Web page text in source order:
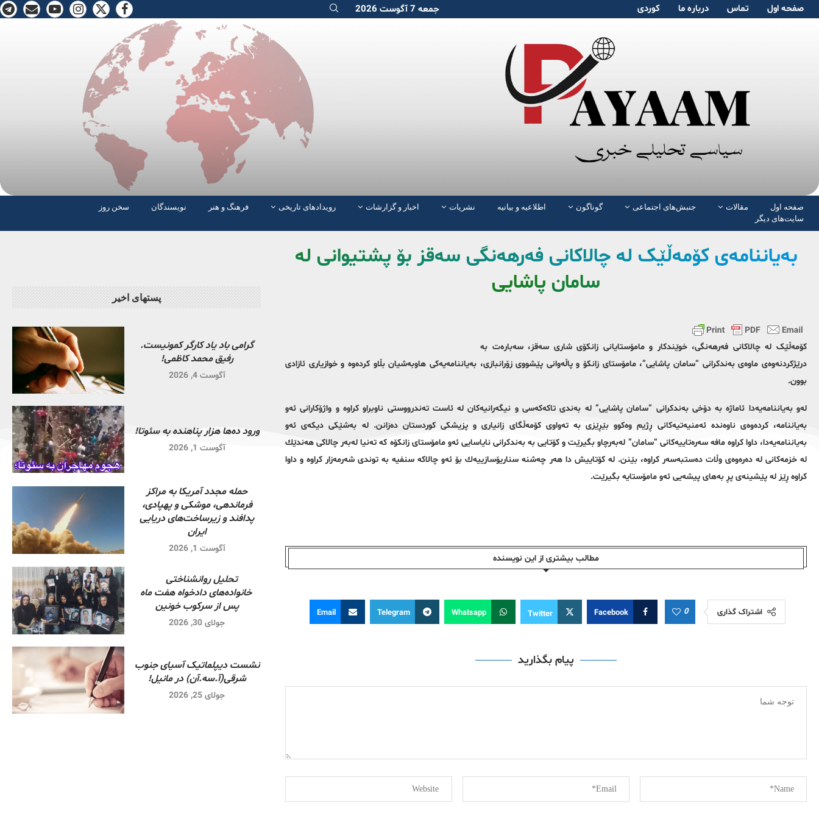
صفحە اول تماس دربارە ما کوردی جمعه 7 آگوست 2026
صفحە اول مقالات جنبش‌های اجتماعی گوناگون اطلاعیه و بیانیه نشریات اخبار و گزارشات رویدادهای تاریخی فرهنگ و هنر نویسندگان
سخن روز
سایت‌های دیگر
بەیاننامەی کۆمەڵێک لە چالاکانی فەرهەنگی سەقز بۆ پشتیوانی له‌
سامان پاشایی
کۆمەڵێک لە چالاکانی فەرهەنگی، خوێندکار و مامۆستایانی زانکۆی شاری سەقز، سەبارەت بە
درێژكردنه‌وه‌ی ماوه‌ی به‌ندكرانی “سامان پاشایی”، مامۆستای زانکۆ و پاڵەوانی پێشووی زۆرانبازی، بەیاننامەیەکی هاوبەشیان بڵاو كرده‌وه‌ و خوازیاری ئازادی
بوون.
له‌و به‌یاننامه‌یه‌دا ئاماژه‌ به‌ دۆخی به‌ندكرانی “سامان پاشایی” له‌ به‌ندی تاكه‌كه‌سی و نیگه‌رانیه‌كان له‌ ئاست ته‌ندرووستی ناوبراو كراوه‌ و واژۆكارانی ئه‌و
به‌یاننامه‌، كرده‌وه‌ی ناوه‌نده‌ ئه‌منیه‌تیه‌كانی ڕژیم وه‌كوو بێڕێزی به‌ ته‌واوی كۆمه‌ڵگای زانیاری و پزیشكی كوردستان ده‌زانن‌. له‌ به‌شێكی دیكه‌ی ئه‌و
به‌یاننامه‌یه‌دا، داوا كراوه‌ مافه‌ سه‌ره‌تاییه‌كانی “سامان” له‌به‌رچاو بگیرێت و كۆتایی به‌ به‌ندكرانی نایاسایی ئه‌و مامۆستای زانكۆه‌ كه‌ ته‌نیا له‌به‌ر چالاكی هه‌ندێك
له‌ خزمه‌كانی له‌ ده‌ره‌وه‌ی وڵات ده‌ستبه‌سه‌ر كراوه‌، بێنن. له‌ كۆتاییش دا هه‌ر چه‌شنه سناریۆسازییه‌ك بۆ ئه‌و چالاكه‌ سنفیه به‌ توندی شه‌رمه‌زار كراوه‌ و داوا
كراوه‌ ڕێز له‌ پێشینه‌ی پڕ به‌های پیشه‌یی ئه‌و مامۆستایه‌ بگیرێت.
مطالب بیشتری از این نویسندە
اشتراک گذاری 0
Facebook
Twitter
Whatsapp
Telegram
Email
پیام بگذارید
پستهای اخیر
گرامی باد یاد کارگر کمونیست.
رفیق محمد کاظمی!
آگوست 4, 2026
ورود ده‌ها هزار پناهنده به سئوتا!
آگوست 1, 2026
حمله مجدد آمریکا به مراکز
فرماندهی، موشکی و پهپادی،
پدافند و زیرساخت‌های دریایی
ایران
آگوست 1, 2026
تحلیل روانشناختی
خانواده‌های دادخواه هفت ماه
پس از سرکوب خونین
جولای 30, 2026
نشست دیپلماتیک آسیای جنوب
شرقی‌(آ.سه.آن) در مانیل!
جولای 25, 2026